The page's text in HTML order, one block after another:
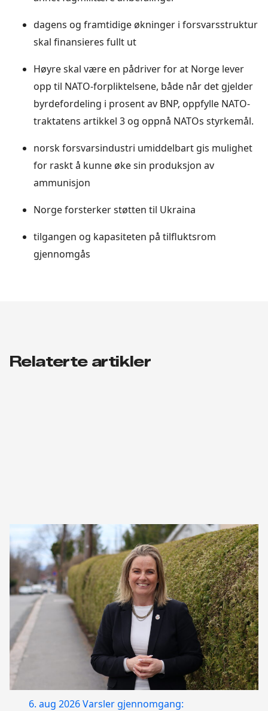
dagens og framtidige økninger i forsvarsstruktur
skal finansieres fullt ut
Høyre skal være en pådriver for at Norge lever
opp til NATO-forpliktelsene, både når det gjelder
byrdefordeling i prosent av BNP, oppfylle NATO-
traktatens artikkel 3 og oppnå NATOs styrkemål.
norsk forsvarsindustri umiddelbart gis mulighet
for raskt å kunne øke sin produksjon av
ammunisjon
Norge forsterker støtten til Ukraina
tilgangen og kapasiteten på tilfluktsrom
gjennomgås
Relaterte artikler
6. aug 2026Varsler gjennomgang: